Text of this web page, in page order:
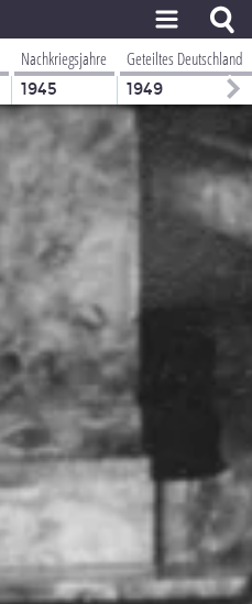
Nachkriegsjahre
1945
Geteiltes Deutschland
1949